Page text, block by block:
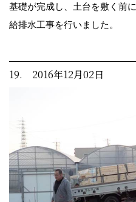
基礎が完成し、土台を敷く前に
給排水工事を行いました。
19. 2016年12月02日